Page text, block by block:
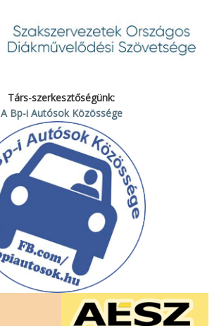
Társ-szerkesztőségünk:
A Bp-i Autósok Közössége